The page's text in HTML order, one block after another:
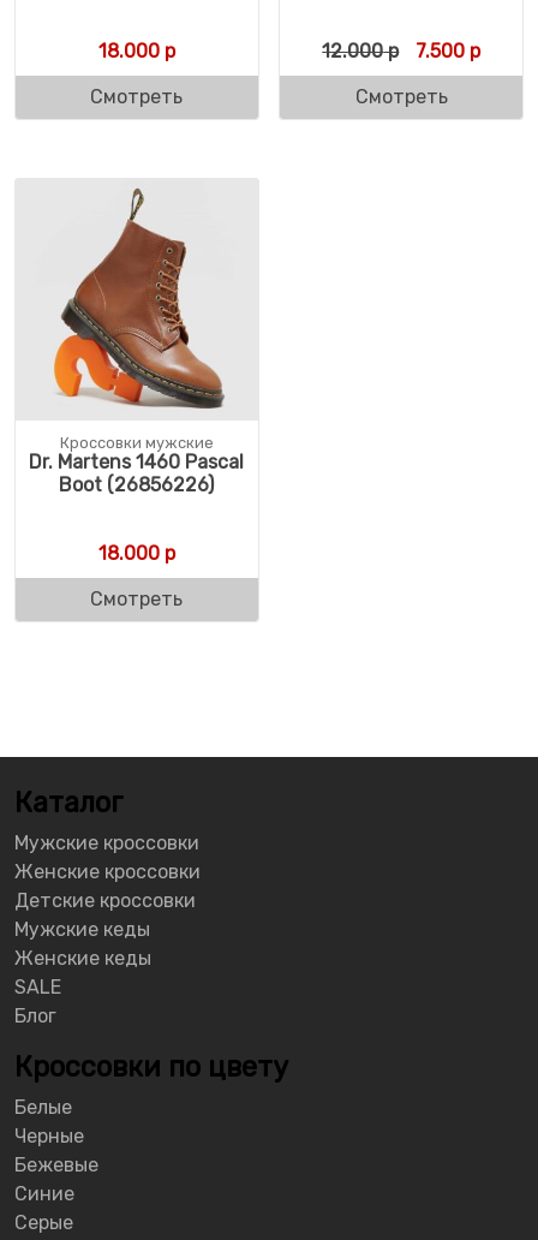
18.000р
Смотреть
12.000р 7.500 р
Смотреть
Кроссовки мужские
Dr. Martens 1460 Pascal
Boot (26856226)
18.000р
Смотреть
Каталог
Мужские кроссовки
Женские кроссовки
Детские кроссовки
Мужские кеды
Женские кеды
SALE
Блог
Кроссовки по цвету
Белые
Черные
Бежевые
Синие
Серые